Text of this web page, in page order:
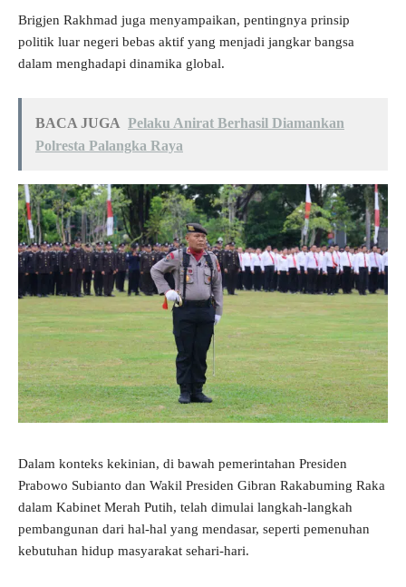
Brigjen Rakhmad juga menyampaikan, pentingnya prinsip
politik luar negeri bebas aktif yang menjadi jangkar bangsa
dalam menghadapi dinamika global.
BACA JUGA Pelaku Anirat Berhasil Diamankan
Polresta Palangka Raya
Dalam konteks kekinian, di bawah pemerintahan Presiden
Prabowo Subianto dan Wakil Presiden Gibran Rakabuming Raka
dalam Kabinet Merah Putih, telah dimulai langkah-langkah
pembangunan dari hal-hal yang mendasar, seperti pemenuhan
kebutuhan hidup masyarakat sehari-hari.